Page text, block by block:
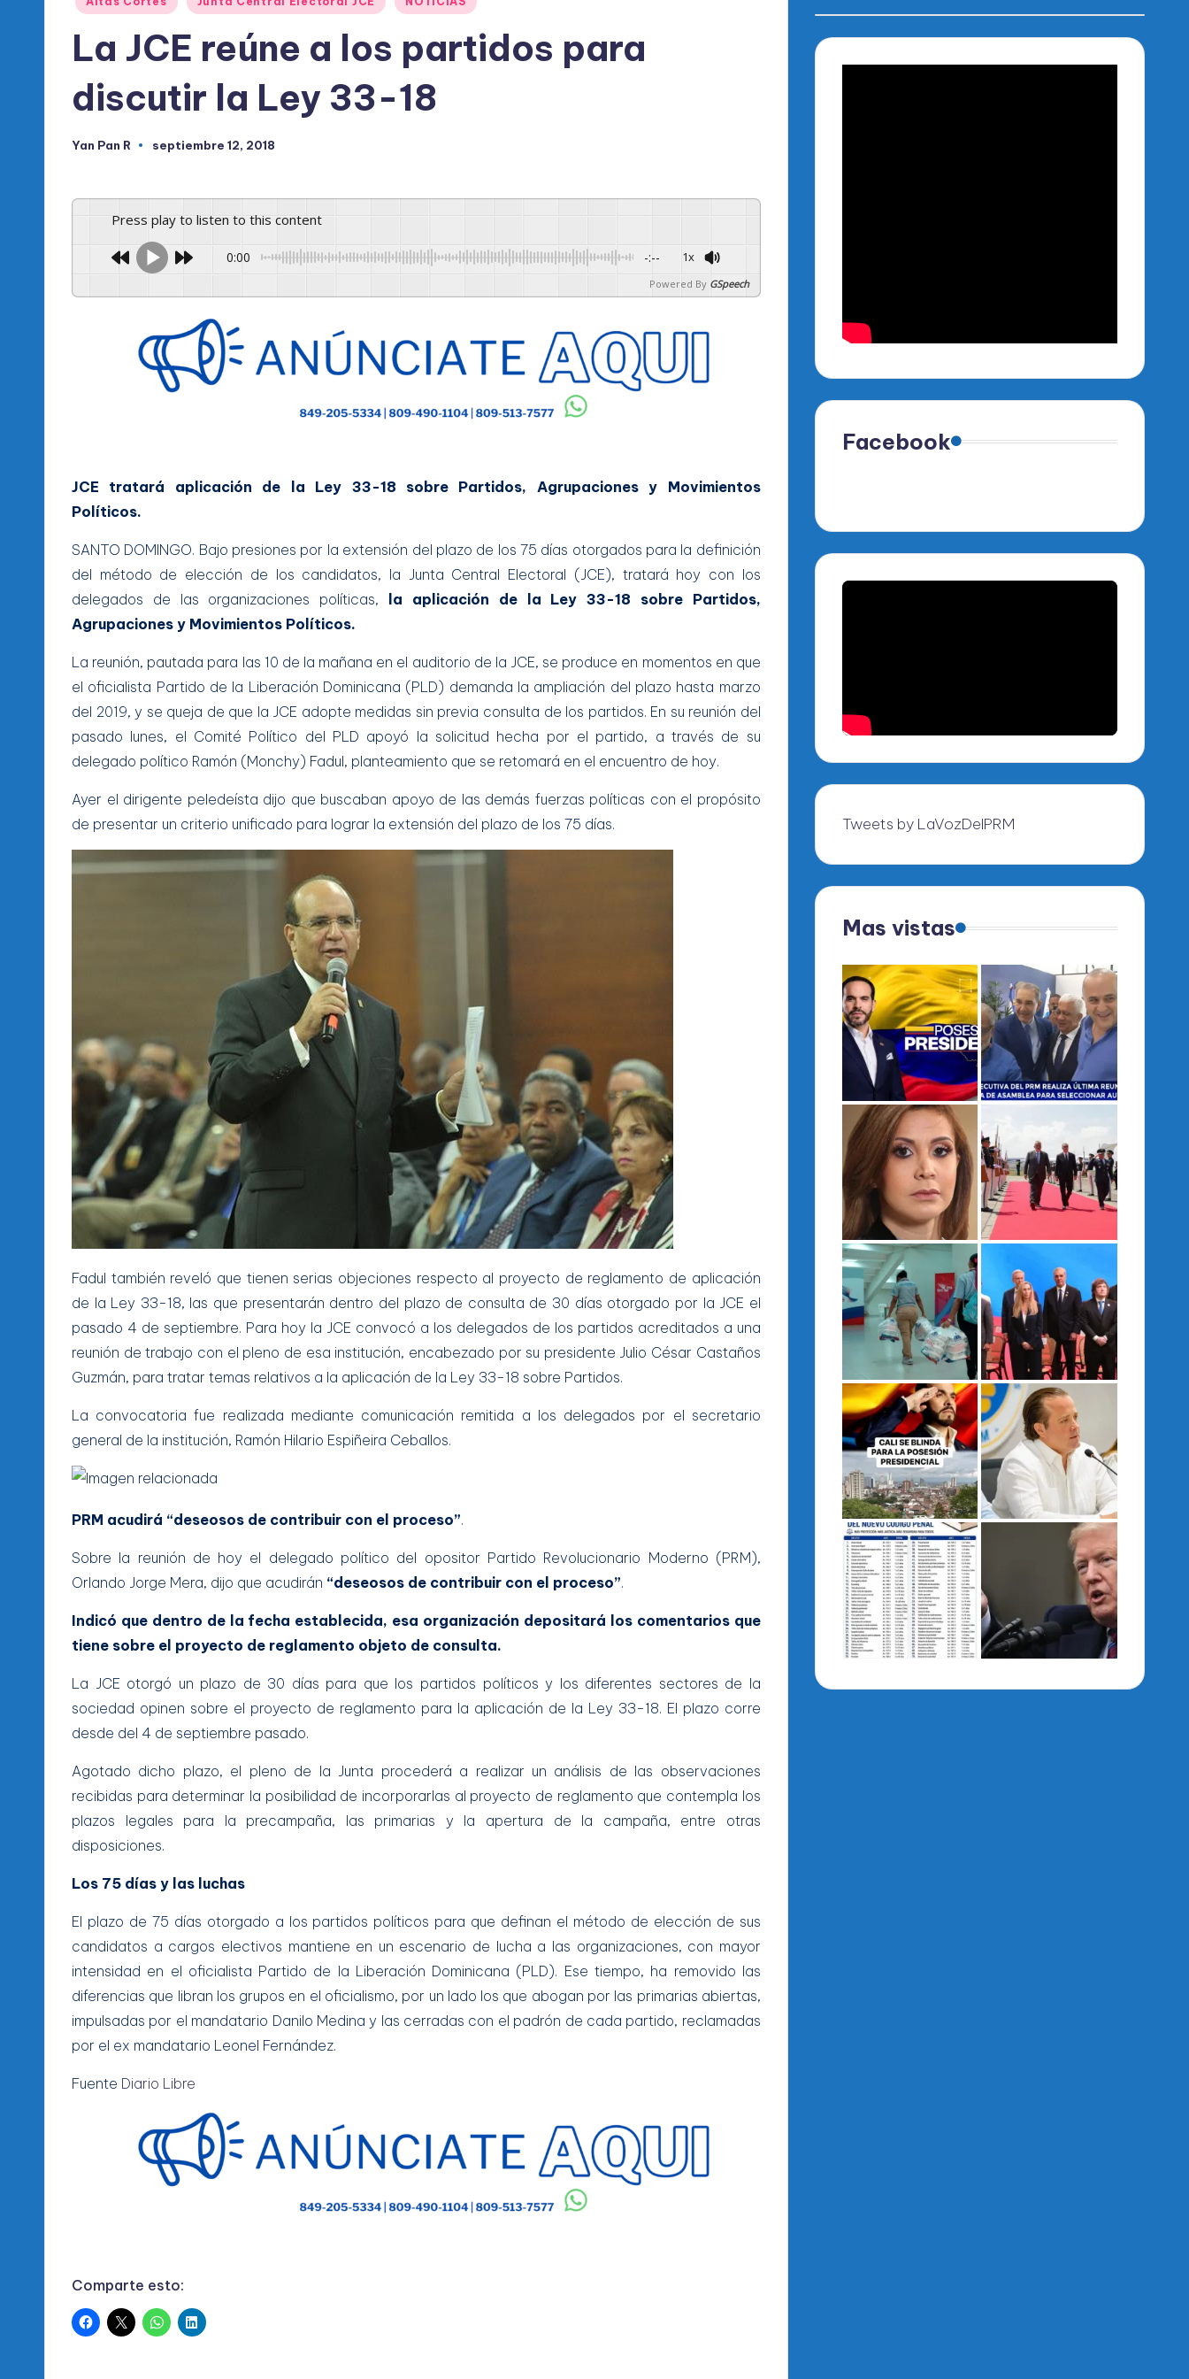
La JCE reúne a los partidos para
discutir la Ley 33-18
Publicado
Yan Pan R septiembre 12, 2018
Press play to listen to this content
0:00 -:-- 1x
Powered By GSpeech
JCE tratará aplicación de la Ley 33-18 sobre Partidos, Agrupaciones y Movimientos
Políticos.
SANTO DOMINGO. Bajo presiones por la extensión del plazo de los 75 días otorgados para la definición
del método de elección de los candidatos, la Junta Central Electoral (JCE), tratará hoy con los
delegados de las organizaciones políticas, la aplicación de la Ley 33-18 sobre Partidos,
Agrupaciones y Movimientos Políticos.
La reunión, pautada para las 10 de la mañana en el auditorio de la JCE, se produce en momentos en que
el oficialista Partido de la Liberación Dominicana (PLD) demanda la ampliación del plazo hasta marzo
del 2019, y se queja de que la JCE adopte medidas sin previa consulta de los partidos. En su reunión del
pasado lunes, el Comité Político del PLD apoyó la solicitud hecha por el partido, a través de su
delegado político Ramón (Monchy) Fadul, planteamiento que se retomará en el encuentro de hoy.
Ayer el dirigente peledeísta dijo que buscaban apoyo de las demás fuerzas políticas con el propósito
de presentar un criterio unificado para lograr la extensión del plazo de los 75 días.
Fadul también reveló que tienen serias objeciones respecto al proyecto de reglamento de aplicación
de la Ley 33-18, las que presentarán dentro del plazo de consulta de 30 días otorgado por la JCE el
pasado 4 de septiembre. Para hoy la JCE convocó a los delegados de los partidos acreditados a una
reunión de trabajo con el pleno de esa institución, encabezado por su presidente Julio César Castaños
Guzmán, para tratar temas relativos a la aplicación de la Ley 33-18 sobre Partidos.
La convocatoria fue realizada mediante comunicación remitida a los delegados por el secretario
general de la institución, Ramón Hilario Espiñeira Ceballos.
PRM acudirá “deseosos de contribuir con el proceso”.
Sobre la reunión de hoy el delegado político del opositor Partido Revolucionario Moderno (PRM),
Orlando Jorge Mera, dijo que acudirán “deseosos de contribuir con el proceso”.
Indicó que dentro de la fecha establecida, esa organización depositará los comentarios que
tiene sobre el proyecto de reglamento objeto de consulta.
La JCE otorgó un plazo de 30 días para que los partidos políticos y los diferentes sectores de la
sociedad opinen sobre el proyecto de reglamento para la aplicación de la Ley 33-18. El plazo corre
desde del 4 de septiembre pasado.
Agotado dicho plazo, el pleno de la Junta procederá a realizar un análisis de las observaciones
recibidas para determinar la posibilidad de incorporarlas al proyecto de reglamento que contempla los
plazos legales para la precampaña, las primarias y la apertura de la campaña, entre otras
disposiciones.
Los 75 días y las luchas
El plazo de 75 días otorgado a los partidos políticos para que definan el método de elección de sus
candidatos a cargos electivos mantiene en un escenario de lucha a las organizaciones, con mayor
intensidad en el oficialista Partido de la Liberación Dominicana (PLD). Ese tiempo, ha removido las
diferencias que libran los grupos en el oficialismo, por un lado los que abogan por las primarias abiertas,
impulsadas por el mandatario Danilo Medina y las cerradas con el padrón de cada partido, reclamadas
por el ex mandatario Leonel Fernández.
Fuente Diario Libre
Comparte esto:
Facebook
Tweets by LaVozDelPRM
Mas vistas